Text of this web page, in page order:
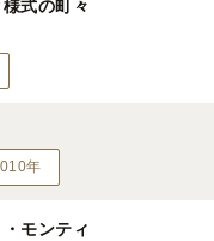
式の町々
年
モンティ